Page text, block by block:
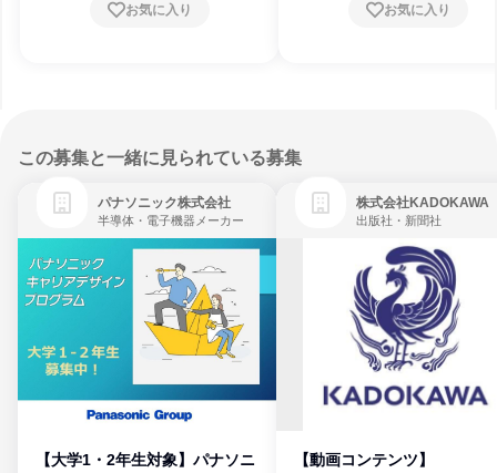
お気に入り お気に入り
この募集と一緒に見られている募集
パナソニック株式会社
半導体・電子機器メーカー
【大学1・2年生対象】パナソニ
株式会社KADOKAWA
出版社・新聞社
【動画コンテンツ】